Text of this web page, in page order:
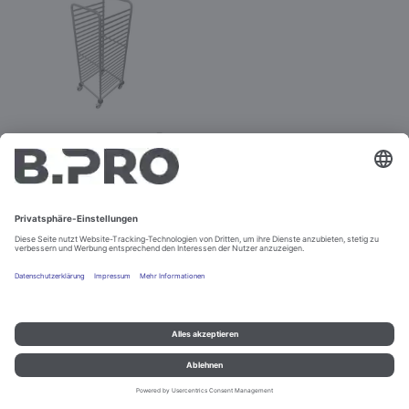
RWR 161-20
Impressum und Datenschutz Kontakt
Rechtliche Hinweise
© B.PRO Catering Solutions 2022